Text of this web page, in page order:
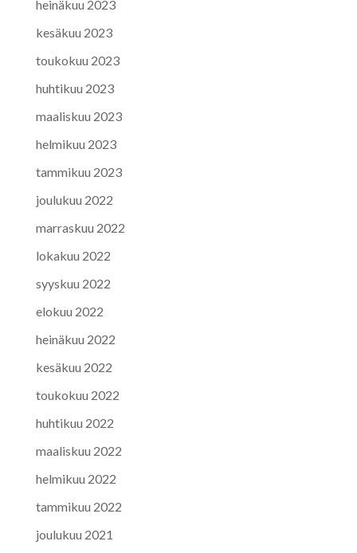
heinäkuu 2023
kesäkuu 2023
toukokuu 2023
huhtikuu 2023
maaliskuu 2023
helmikuu 2023
tammikuu 2023
joulukuu 2022
marraskuu 2022
lokakuu 2022
syyskuu 2022
elokuu 2022
heinäkuu 2022
kesäkuu 2022
toukokuu 2022
huhtikuu 2022
maaliskuu 2022
helmikuu 2022
tammikuu 2022
joulukuu 2021